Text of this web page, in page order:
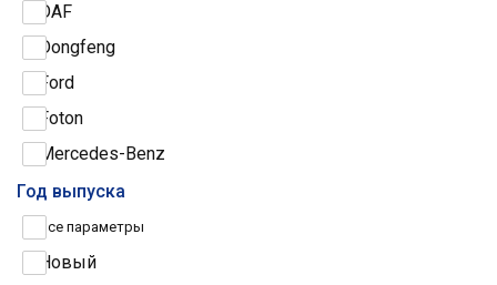
DAF
Dongfeng
Ford
Foton
Mercedes-Benz
Iveco
МАЗ
Scania
Год выпуска
Все параметры
Новый